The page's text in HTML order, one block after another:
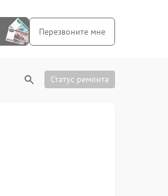
Перезвоните мне
Статус ремонта